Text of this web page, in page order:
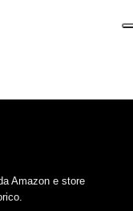
Amazon e store